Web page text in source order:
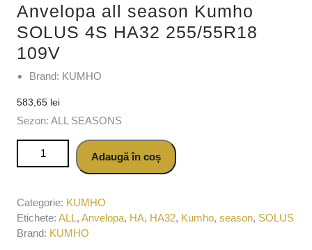
Anvelopa all season Kumho
SOLUS 4S HA32 255/55R18
109V
Brand: KUMHO
583,65 lei
Sezon: ALL SEASONS
Cantitate Anvelopa all season Kumho SOLUS 4S HA32
255/55R18 109VAdaugă în coș
Categorie: KUMHO
Etichete: ALL, Anvelopa, HA, HA32, Kumho, season, SOLUS
Brand: KUMHO